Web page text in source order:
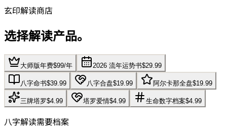
玄印解读商店
选择解读产品。
大师版年费$99/年 2026 流年运势书$29.99
八字命书$39.99 八字合盘$19.99 阿尔卡那全盘$19.99
三牌塔罗$4.99 塔罗爱情$4.99 生命数字档案$4.99
八字解读需要档案